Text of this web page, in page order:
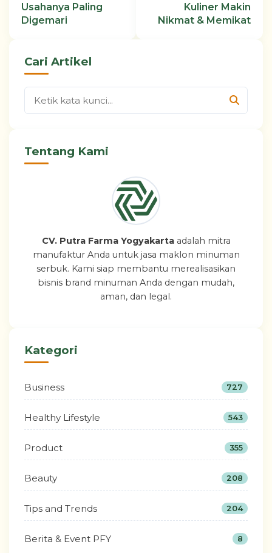
Usahanya Paling
Digemari
Kuliner Makin
Nikmat & Memikat
Cari Artikel
Tentang Kami
CV. Putra Farma Yogyakartaadalah mitra
manufaktur Anda untuk jasa maklon minuman
serbuk. Kami siap membantu merealisasikan
bisnis brand minuman Anda dengan mudah,
aman, dan legal.
Kategori
Business 727
Healthy Lifestyle 543
Product 355
Beauty 208
Tips and Trends 204
Berita & Event PFY 8